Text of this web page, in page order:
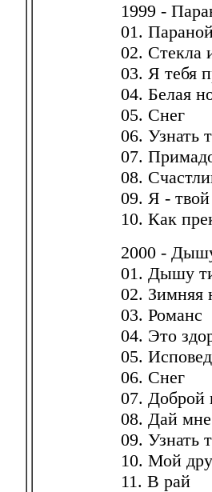
1999 -
01.
02. Стекла
03. Я тебя
04. Белая
05. Снег
06. Узнать
07.
08.
09. Я -
10. Как
2000 -
01. Дышу
02. Зимняя
03. Романс
04. Это
05.
06. Снег
07. Доброй
08. Дай
09. Узнать
10. Мой
11. В рай